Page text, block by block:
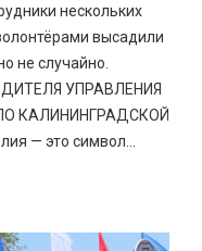
нескольких
высадили
не случайно.
УПРАВЛЕНИЯ
КАЛИНИНГРАДСКОЙ
— это символ...